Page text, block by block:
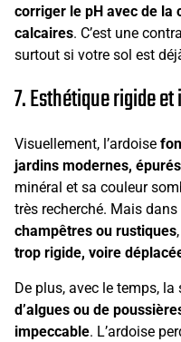
corriger le pH avec de la
calcaires. C’est une
surtout si votre sol est
7. Esthétique rigide
Visuellement, l’ardoise
jardins modernes,
minéral et sa couleur
très recherché. Mais dans
champêtres ou rustiques
trop rigide, voire
De plus, avec le temps, la
d’algues ou de
impeccable. L’ardoise